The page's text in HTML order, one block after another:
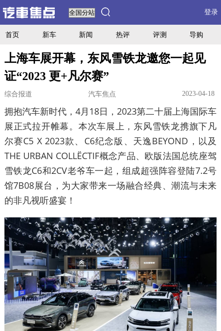
登录
首页 新车 新闻 热评 评测 导购
上海车展开幕，东风雪铁龙邀您一起见
证“2023 更+凡尔赛”
综合报道 汽车焦点 2023-04-18
拥抱汽车新时代，4月18日，2023第二十届上海国际车
展正式拉开帷幕。本次车展上，东风雪铁龙携旗下凡
尔赛C5 X 2023款、C6纪念版、天逸BEYOND，以及
THE URBAN COLLËCTIF概念产品、欧版法国总统座驾
雪铁龙C6和2CV老爷车一起，组成超强阵容登陆7.2号
馆7B08展台，为大家带来一场融合经典、潮流与未来
的非凡视听盛宴！